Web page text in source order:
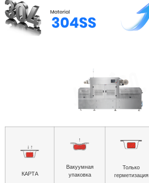
КАРТА
Вакуумная
упаковка
Только
герметизация